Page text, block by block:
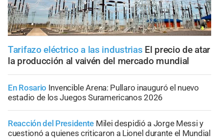
Tarifazo eléctrico a las industrias El precio de atar
la producción al vaivén del mercado mundial
En Rosario Invencible Arena: Pullaro inauguró el nuevo
estadio de los Juegos Suramericanos 2026
Reacción del Presidente Milei despidió a Jorge Messi y
cuestionó a quienes criticaron a Lionel durante el Mundial